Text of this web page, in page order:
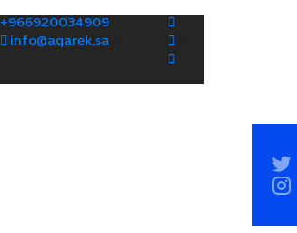
+966920034909
info@aqarek.sa
Social
Sidebar